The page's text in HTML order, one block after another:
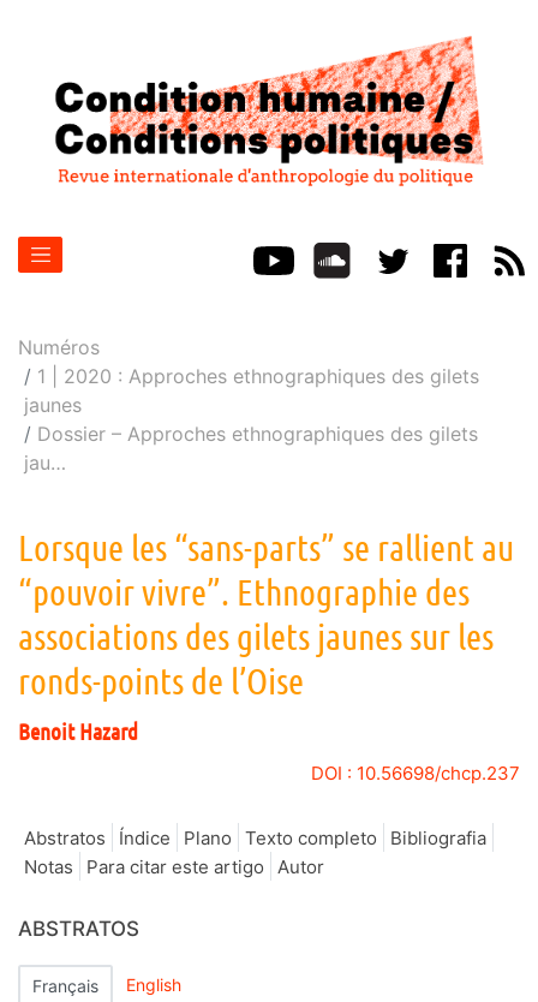
Numéros
1 | 2020 : Approches ethnographiques des gilets
jaunes
Dossier – Approches ethnographiques des gilets
jau…
Lorsque les “sans-parts” se rallient au
“pouvoir vivre”. Ethnographie des
associations des gilets jaunes sur les
ronds-points de l’Oise
BenoitHazard
DOI : 10.56698/chcp.237
Abstratos Índice Plano Texto completo
Bibliografia
Notas
Para citar este artigo Autor
ABSTRATOS
Français English